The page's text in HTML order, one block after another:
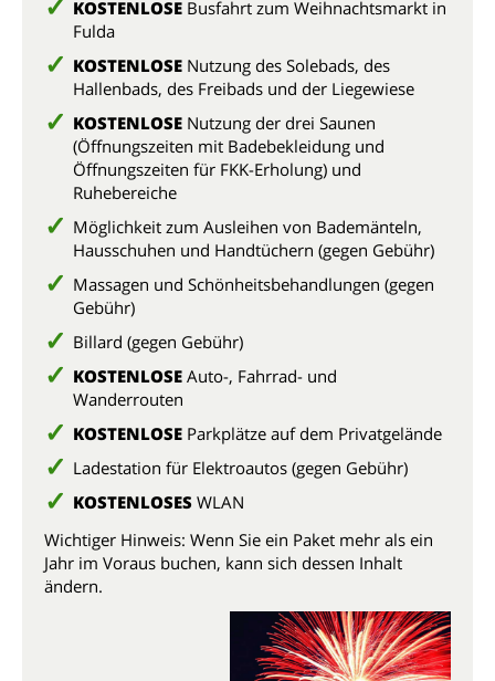
KOSTENLOSE Busfahrt zum Weihnachtsmarkt in
Fulda
KOSTENLOSE Nutzung des Solebads, des
Hallenbads, des Freibads und der Liegewiese
KOSTENLOSE Nutzung der drei Saunen
(Öffnungszeiten mit Badebekleidung und
Öffnungszeiten für FKK-Erholung) und
Ruhebereiche
Möglichkeit zum Ausleihen von Bademänteln,
Hausschuhen und Handtüchern (gegen Gebühr)
Massagen und Schönheitsbehandlungen (gegen
Gebühr)
Billard (gegen Gebühr)
KOSTENLOSE Auto-, Fahrrad- und
Wanderrouten
KOSTENLOSE Parkplätze auf dem Privatgelände
Ladestation für Elektroautos (gegen Gebühr)
KOSTENLOSES WLAN
Wichtiger Hinweis: Wenn Sie ein Paket mehr als ein
Jahr im Voraus buchen, kann sich dessen Inhalt
ändern.